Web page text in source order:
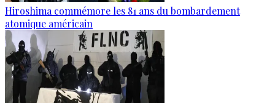
Hiroshima commémore les 81 ans du bombardement
atomique américain